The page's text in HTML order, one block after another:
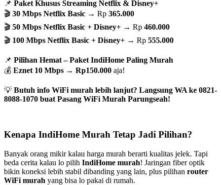
📌 Paket Khusus Streaming Netflix & Disney+
🎬 30 Mbps Netflix Basic → Rp 365.000
🎬 50 Mbps Netflix Basic + Disney+ → Rp 460.000
🎬 100 Mbps Netflix Basic + Disney+ → Rp 555.000
📌 Pilihan Hemat – Paket IndiHome Paling Murah
💰 Eznet 10 Mbps → Rp150.000 aja!
💡 Butuh info WiFi murah lebih lanjut? Langsung WA ke 0821-
8088-1070 buat Pasang WiFi Murah Parungseah!
Kenapa IndiHome Murah Tetap Jadi Pilihan?
Banyak orang mikir kalau harga murah berarti kualitas jelek. Tapi
beda cerita kalau lo pilih IndiHome murah! Jaringan fiber optik
bikin koneksi lebih stabil dibanding yang lain, plus pilihan router
WiFi murah yang bisa lo pakai di rumah.